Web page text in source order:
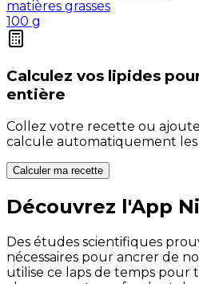
matières grasses
100 g
Calculez vos lipides
entière
Collez votre recette ou
calcule automatiquement
Calculer ma recette
Découvrez l'App
Des études scientifiques
nécessaires pour ancrer de
utilise ce laps de temps pour